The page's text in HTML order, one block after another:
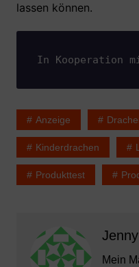
lassen können.
In Kooperation
Anzeige
Kinderdrachen
Produkttest
Jenny
Mein